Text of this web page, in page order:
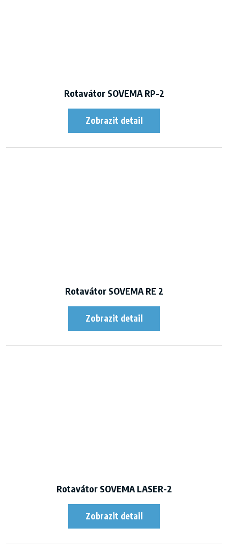
Rotavátor SOVEMA RP-2
Rotavátor SOVEMA RE 2
Rotavátor SOVEMA LASER-2